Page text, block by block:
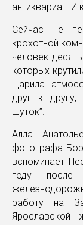
антиквариат. И
Сейчас не
крохотной
человек
которых
Царила
друг к
шуток”.
Алла
фотографа
вспоминает
году после
работу на